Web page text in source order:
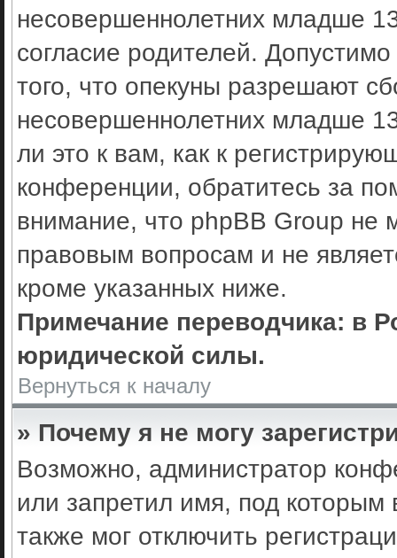
несовершеннолетних младше
согласие родителей.
того, что опекуны разрешают
несовершеннолетних младше
ли это к вам, как к
конференции, обратитесь за
внимание, что phpBB Group не
правовым вопросам и не
кроме указанных ниже.
Примечание переводчика: в
юридической силы.
Вернуться к началу
» Почему я не могу
Возможно, администратор
или запретил имя, под которым
также мог отключить